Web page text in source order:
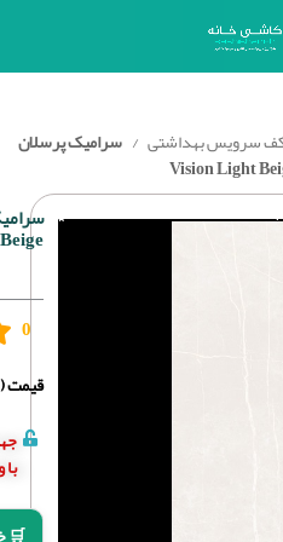
کف سرویس بهداشتی سرامیک پرسلان
0
قیمت